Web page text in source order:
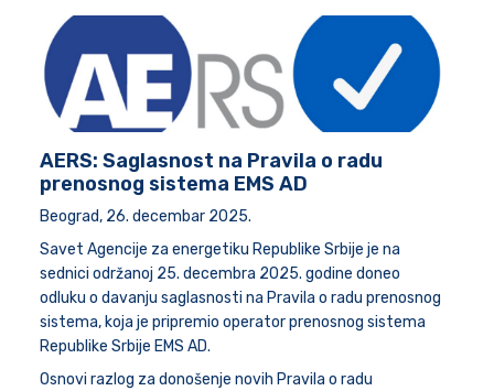
AERS: Saglasnost na Pravila o radu
prenosnog sistema EMS AD
Beograd, 26. decembar 2025.
Savet Agencije za energetiku Republike Srbije je na
sednici održanoj 25. decembra 2025. godine doneo
odluku o davanju saglasnosti na Pravila o radu prenosnog
sistema, koja je pripremio operator prenosnog sistema
Republike Srbije EMS AD.
Osnovi razlog za donošenje novih Pravila o radu